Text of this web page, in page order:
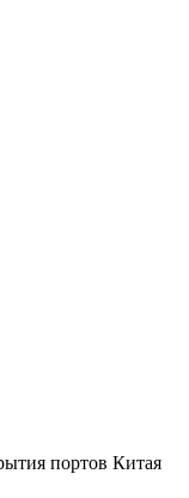
портов Китая